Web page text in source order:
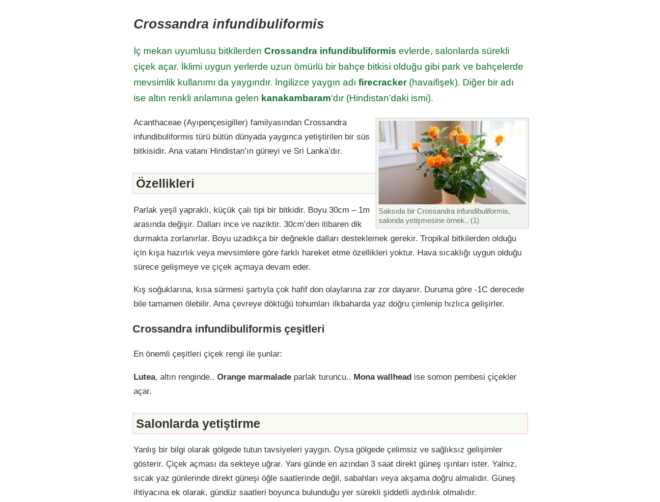
Crossandra infundibuliformis
İç mekan uyumlusu bitkilerden Crossandra infundibuliformis evlerde, salonlarda sürekli
çiçek açar. İklimi uygun yerlerde uzun ömürlü bir bahçe bitkisi olduğu gibi park ve bahçelerde
mevsimlik kullanımı da yaygındır. İngilizce yaygın adı firecracker(havaifişek). Diğer bir adı
ise altın renkli anlamına gelen kanakambaram‘dır (Hindistan’daki ismi).
Saksıda bir Crossandra infundibuliformis,
salonda yetişmesine örnek.. (1)
Acanthaceae (Ayıpençesigiller) familyasından Crossandra
infundibuliformis türü bütün dünyada yaygınca yetiştirilen bir süs
bitkisidir. Ana vatanı Hindistan’ın güneyi ve Sri Lanka’dır.
Özellikleri
Parlak yeşil yapraklı, küçük çalı tipi bir bitkidir. Boyu 30cm – 1m
arasında değişir. Dalları ince ve naziktir. 30cm’den itibaren dik
durmakta zorlanırlar. Boyu uzadıkça bir değnekle dalları desteklemek gerekir. Tropikal bitkilerden olduğu
için kışa hazırlık veya mevsimlere göre farklı hareket etme özellikleri yoktur. Hava sıcaklığı uygun olduğu
sürece gelişmeye ve çiçek açmaya devam eder.
Kış soğuklarına, kısa sürmesi şartıyla çok hafif don olaylarına zar zor dayanır. Duruma göre -1C derecede
bile tamamen ölebilir. Ama çevreye döktüğü tohumları ilkbaharda yaz doğru çimlenip hızlıca gelişirler.
Crossandra infundibuliformis çeşitleri
En önemli çeşitleri çiçek rengi ile şunlar:
Lutea, altın renginde.. Orange marmalade parlak turuncu.. Mona wallhead ise somon pembesi çiçekler
açar.
Salonlarda yetiştirme
Yanlış bir bilgi olarak gölgede tutun tavsiyeleri yaygın. Oysa gölgede çelimsiz ve sağlıksız gelişimler
gösterir. Çiçek açması da sekteye uğrar. Yani günde en azından 3 saat direkt güneş ışınları ister. Yalnız,
sıcak yaz günlerinde direkt güneşi öğle saatlerinde değil, sabahları veya akşama doğru almalıdır. Güneş
ihtiyacına ek olarak, gündüz saatleri boyunca bulunduğu yer sürekli şiddetli aydınlık olmalıdır.